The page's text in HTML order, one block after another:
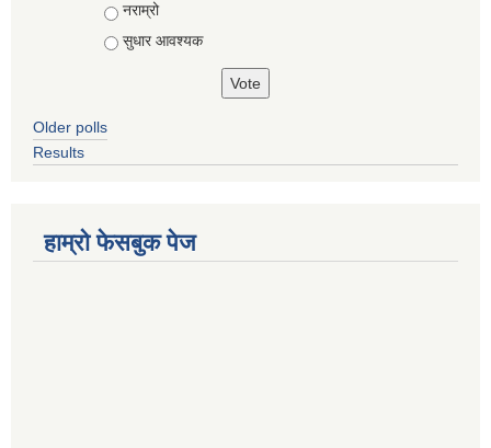
नराम्रो
सुधार आवश्यक
Older polls
Results
हाम्रो फेसबुक पेज